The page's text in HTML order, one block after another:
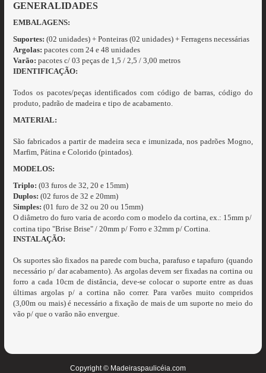
GENERALIDADES
EMBALAGENS:
Suportes: (02 unidades) + Ponteiras (02 unidades) + Ferragens necessárias
Argolas: pacotes com 24 e 48 unidades
Varão: pacotes c/ 03 peças de 1,5 / 2,5 / 3,00 metros
IDENTIFICAÇÃO:
Todos os pacotes/peças identificados com código de barras, código do
produto, padrão de madeira e tipo de acabamento.
MATERIAL:
São fabricados a partir de madeira seca e imunizada, nos padrões Mogno,
Marfim, Pátina e Colorido (pintados).
MODELOS:
Triplo:(03 furos de 32, 20 e 15mm)
Duplos: (02 furos de 32 e 20mm)
Simples:(01 furo de 32 ou 20 ou 15mm)
O diâmetro do furo varia de acordo com o modelo da cortina, ex.: 15mm p/
cortina tipo "Brise Brise" / 20mm p/ Forro e 32mm p/ Cortina.
INSTALAÇÃO:
Os suportes são fixados na parede com bucha, parafuso e tapafuro (quando
necessário p/ dar acabamento). As argolas devem ser fixadas na cortina ou
forro a cada 10cm de distância, deve-se colocar o suporte entre as duas
últimas argolas p/ a cortina não correr. Para varões muito compridos
(3,00m ou mais) é necessário a fixação de mais de um suporte no meio do
vão p/ que o varão não envergue.
Copyright © Madeiraspaulicéia.com